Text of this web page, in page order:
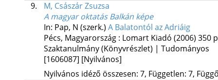
9.
M, Császár Zsuzsa
A magyar oktatás Balkán képe
In: Pap, N (szerk.) A Balatontól az Adriáig
Pécs, Magyarország : Lomart Kiadó (2006) 350
Szaktanulmány (Könyvrészlet) | Tudományos
[1606087] [Nyilvános]
Nyilvános idéző összesen: 7, Független: 7,